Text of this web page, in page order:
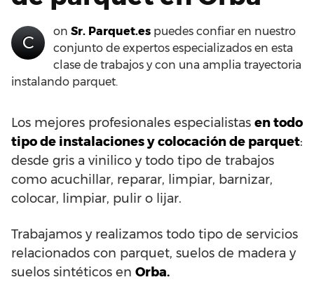
C
on Sr. Parquet.es puedes confiar en nuestro
conjunto de expertos especializados en esta
clase de trabajos y con una amplia trayectoria
instalando parquet.
Los mejores profesionales especialistas en todo
tipo de instalaciones y colocación de parquet:
desde gris a vinilico y todo tipo de trabajos
como acuchillar, reparar, limpiar, barnizar,
colocar, limpiar, pulir o lijar.
Trabajamos y realizamos todo tipo de servicios
relacionados con parquet, suelos de madera y
suelos sintéticos en Orba.